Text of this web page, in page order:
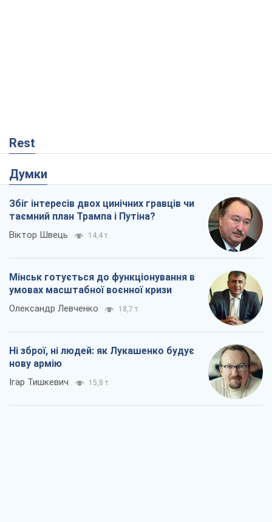
Rest
Думки
Збіг інтересів двох цинічних гравців чи
таємний план Трампа і Путіна?
Віктор Швець 14,4 т.
Мінськ готується до функціонування в
умовах масштабної воєнної кризи
Олександр Левченко 18,7 т.
Ні зброї, ні людей: як Лукашенко будує
нову армію
Ігар Тишкевич 15,8 т.